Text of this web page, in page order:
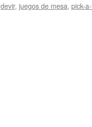
devir, juegos de mesa, pick-